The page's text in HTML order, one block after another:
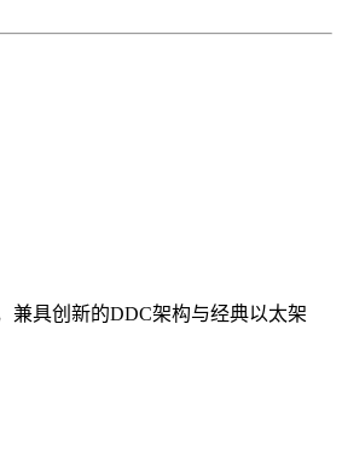
兼具创新的DDC架构与经典以太架